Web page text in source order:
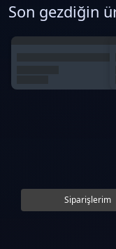
Son gezdiğin
Siparişlerim